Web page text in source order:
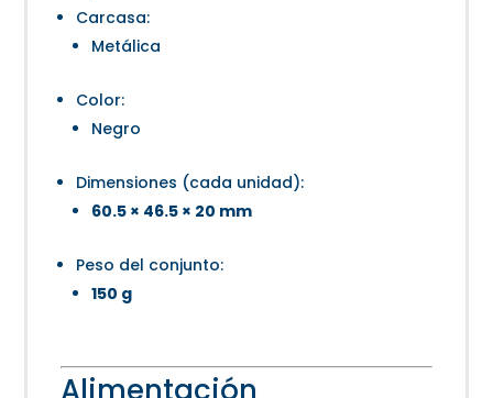
Carcasa:
Metálica
Color:
Negro
Dimensiones (cada unidad):
60.5 × 46.5 × 20 mm
Peso del conjunto:
150 g